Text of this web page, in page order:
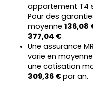
appartement T4
Pour des
moyenne 136,08
377,04 €
Une assurance
varie en
309,36 € par an.